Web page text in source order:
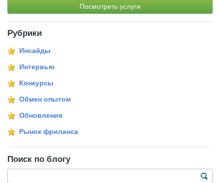
Посмотреть услуги
Рубрики
Инсайды
Интервью
Конкурсы
Обмен опытом
Обновления
Рынок фриланса
Поиск по блогу